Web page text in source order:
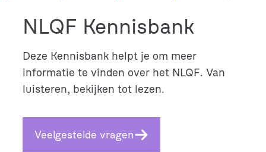
NLQF Kennisbank
Deze Kennisbank helpt je om meer
informatie te vinden over het NLQF. Van
luisteren, bekijken tot lezen.
Veelgestelde vragen